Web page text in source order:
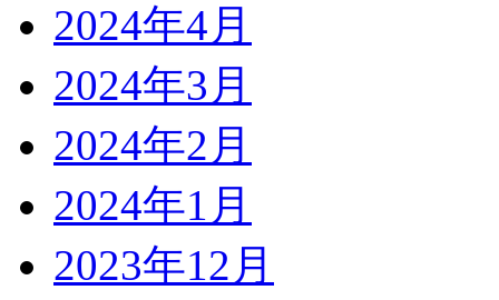
2024年4月
2024年3月
2024年2月
2024年1月
2023年12月